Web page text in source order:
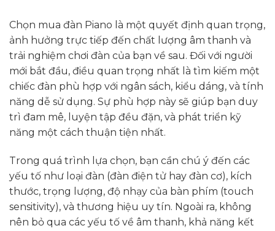
Chọn mua đàn Piano là một quyết định quan trọng,
ảnh hưởng trực tiếp đến chất lượng âm thanh và
trải nghiệm chơi đàn của bạn về sau. Đối với người
mới bắt đầu, điều quan trọng nhất là tìm kiếm một
chiếc đàn phù hợp với ngân sách, kiểu dáng, và tính
năng dễ sử dụng. Sự phù hợp này sẽ giúp bạn duy
trì đam mê, luyện tập đều đặn, và phát triển kỹ
năng một cách thuận tiện nhất.
Trong quá trình lựa chọn, bạn cần chú ý đến các
yếu tố như loại đàn (đàn điện tử hay đàn cơ), kích
thước, trọng lượng, độ nhạy của bàn phím (touch
sensitivity), và thương hiệu uy tín. Ngoài ra, không
nên bỏ qua các yếu tố về âm thanh, khả năng kết